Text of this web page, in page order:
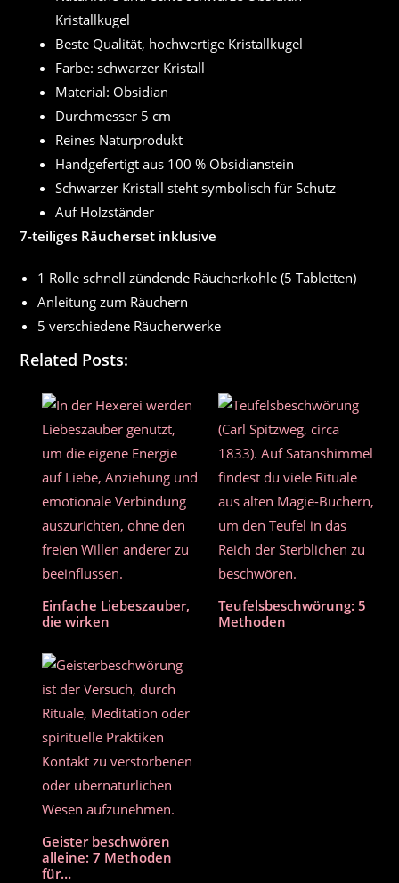
Kristallkugel
Beste Qualität, hochwertige Kristallkugel
Farbe: schwarzer Kristall
Material: Obsidian
Durchmesser 5 cm
Reines Naturprodukt
Handgefertigt aus 100 % Obsidianstein
Schwarzer Kristall steht symbolisch für Schutz
Auf Holzständer
7-teiliges Räucherset inklusive
1 Rolle schnell zündende Räucherkohle (5 Tabletten)
Anleitung zum Räuchern
5 verschiedene Räucherwerke
Related Posts:
Einfache Liebeszauber,
die wirken
Teufelsbeschwörung: 5
Methoden
Geister beschwören
alleine: 7 Methoden
für…